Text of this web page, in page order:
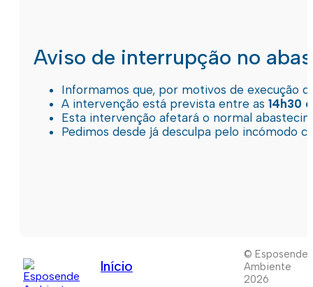
Aviso de interrupção no
Informamos que, por motivos de execução
A intervenção está prevista entre as 14h30
Esta intervenção afetará o normal
Pedimos desde já desculpa pelo incómodo
Início
© Esposende
Ambiente
2026